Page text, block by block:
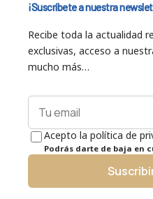
¡Suscríbete a nuestra
Recibe toda la actualidad
exclusivas, acceso a
mucho más…
Acepto la política de
Podrás darte de baja en